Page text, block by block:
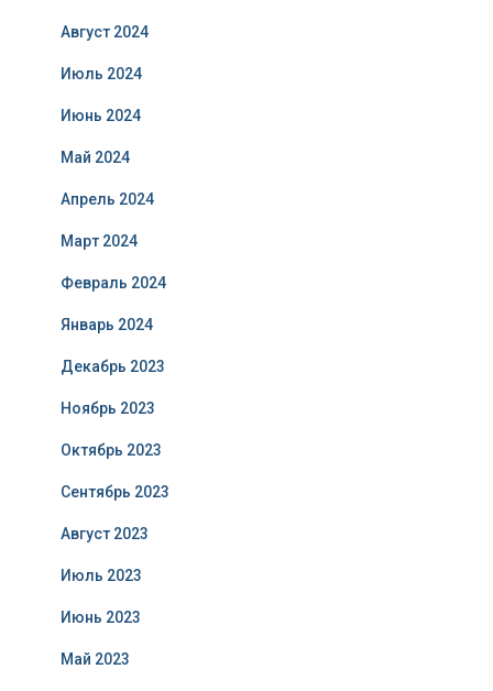
Август 2024
Июль 2024
Июнь 2024
Май 2024
Апрель 2024
Март 2024
Февраль 2024
Январь 2024
Декабрь 2023
Ноябрь 2023
Октябрь 2023
Сентябрь 2023
Август 2023
Июль 2023
Июнь 2023
Май 2023